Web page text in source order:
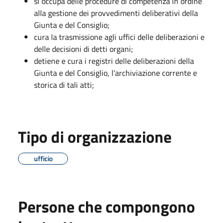
alla gestione dei provvedimenti deliberativi della
Giunta e del Consiglio;
cura la trasmissione agli uffici delle deliberazioni e
delle decisioni di detti organi;
detiene e cura i registri delle deliberazioni della
Giunta e del Consiglio, l’archiviazione corrente e
storica di tali atti;
Tipo di organizzazione
ufficio
Persone che compongono